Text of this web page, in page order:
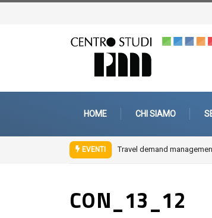
HOME CHI SIAMO
EVENTI Travel demand
CON_13_12